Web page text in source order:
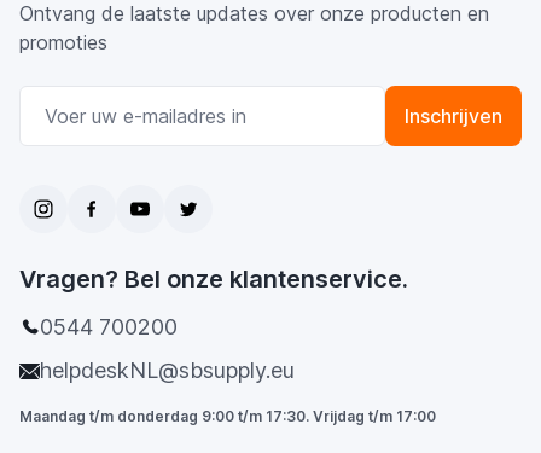
Ontvang de laatste updates over onze producten en
promoties
Inschrijven
Vragen? Bel onze klantenservice.
0544 700200
helpdeskNL@sbsupply.eu
Maandag t/m donderdag 9:00 t/m 17:30. Vrijdag t/m 17:00